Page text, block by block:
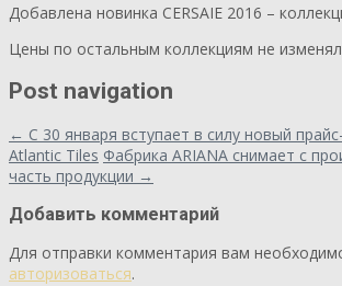
Добавлена новинка CERSAIE 2016 –
Цены по остальным коллекциям не
Post navigation
← С 30 января вступает в силу новый
Atlantic Tiles Фабрика ARIANA снимает с
часть продукции →
Добавить комментарий
Для отправки комментария вам
авторизоваться.